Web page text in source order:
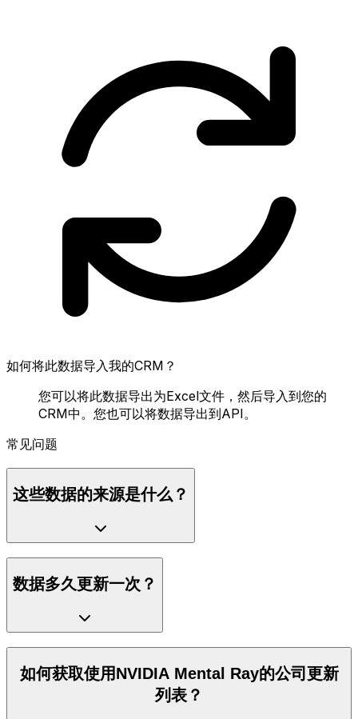
如何将此数据导入我的CRM？
您可以将此数据导出为Excel文件，然后导入到您的
CRM中。您也可以将数据导出到API。
常见问题
这些数据的来源是什么？
数据多久更新一次？
如何获取使用NVIDIA Mental Ray的公司更新
列表？